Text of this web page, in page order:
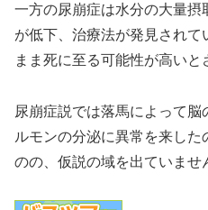
一方の尿崩症は水分の大量
が低下、治療法が発見され
まま死に至る可能性が高いと
尿崩症説では落馬によって
ルモンの分泌に異常を来し
のの、仮説の域を出ていませ